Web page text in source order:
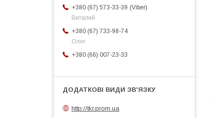
+380 (67) 573-33-39
Viber
Виталий
+380 (67) 733-98-74
Олег
+380 (66) 007-23-33
http://tkr.prom.ua